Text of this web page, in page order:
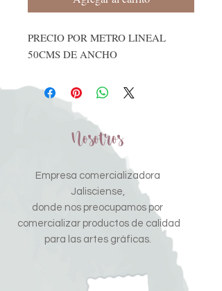
PRECIO POR METRO LINEAL
50CMS DE ANCHO
Nosotros
Empresa comercializadora
Jalisciense,
donde nos preocupamos por
comercializar productos de calidad
para las artes gráficas.